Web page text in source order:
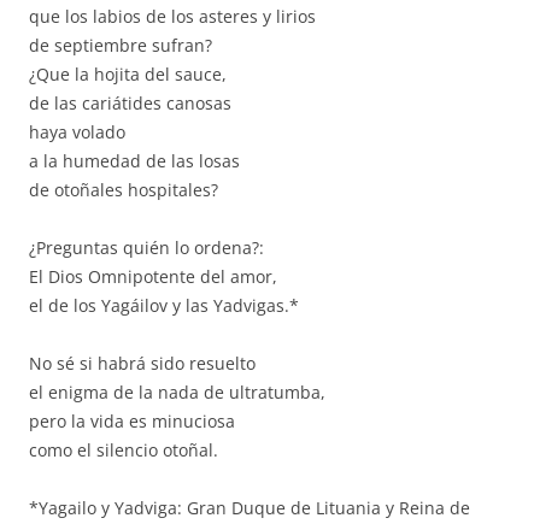
que los labios de los asteres y lirios
de septiembre sufran?
¿Que la hojita del sauce,
de las cariátides canosas
haya volado
a la humedad de las losas
de otoñales hospitales?
¿Preguntas quién lo ordena?:
El Dios Omnipotente del amor,
el de los Yagáilov y las Yadvigas.*
No sé si habrá sido resuelto
el enigma de la nada de ultratumba,
pero la vida es minuciosa
como el silencio otoñal.
*Yagailo y Yadviga: Gran Duque de Lituania y Reina de